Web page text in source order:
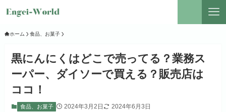
ホーム 食品、お菓子
黒にんにくはどこで売ってる？業務ス
ーパー、ダイソーで買える？販売店は
ココ！
食品、お菓子 2024年3月2日 2024年6月3日